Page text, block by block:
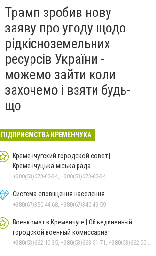
Трамп зробив нову
заяву про угоду щодо
рідкісноземельних
ресурсів України -
можемо зайти коли
захочемо і взяти будь-
що
ПІДПРИЄМСТВА КРЕМЕНЧУКА
Кременчугский городской совет |
Кременчуцька міська рада
+380(53)673-00-34, +380(53)673-00-34
Система сповіщення населення
+380(67)350-44-68, +380(67)340-49-59
Военкомат в Кременчуге | Объединенный
городской военный комиссариат
+380(53)662-10-35, +380(53)663-51-71, +380(53)662-00-54